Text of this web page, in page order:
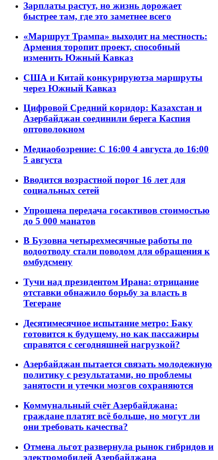
Зарплаты растут, но жизнь дорожает
быстрее там, где это заметнее всего
«Маршрут Трампа» выходит на местность:
Армения торопит проект, способный
изменить Южный Кавказ
США и Китай конкурируютза маршруты
через Южный Кавказ
Цифровой Средний коридор: Казахстан и
Азербайджан соединили берега Каспия
оптоволокном
Медиаобозрение: С 16:00 4 августа до 16:00
5 августа
Вводится возрастной порог 16 лет для
социальных сетей
Упрощена передача госактивов стоимостью
до 5 000 манатов
В Бузовна четырехмесячные работы по
водоотводу стали поводом для обращения к
омбудсмену
Тучи над президентом Ирана: отрицание
отставки обнажило борьбу за власть в
Тегеране
Десятимесячное испытание метро: Баку
готовится к будущему, но как пассажиры
справятся с сегодняшней нагрузкой?
Азербайджан пытается связать молодежную
политику с результатами, но проблемы
занятости и утечки мозгов сохраняются
Коммунальный счёт Азербайджана:
граждане платят всё больше, но могут ли
они требовать качества?
Отмена льгот развернула рынок гибридов и
электромобилей Азербайджана